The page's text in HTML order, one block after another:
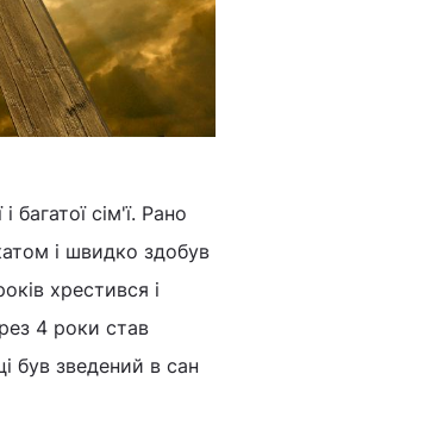
багатої сім'ї. Рано
і швидко здобув
хрестився і
4 роки став
був зведений в сан